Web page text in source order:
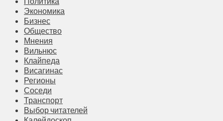
Экономика
Бизнес
Общество
Мнения
Вильнюс
Клайпеда
Висагинас
Регионы
Соседи
Транспорт
Выбор читателей